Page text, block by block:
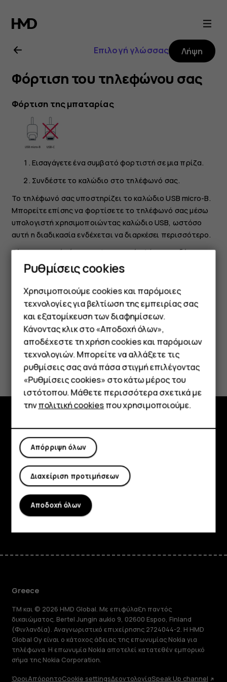
Οδηγίες
χρήσης
Nokia
2.1
Smartphone
Τηλέφωνα απλής χρήσης
Tablet
Επιλογή γλώσσας Λήψη
Φόρτιση του τηλεφώνου σας
Φόρτιση της μπαταρίας
Εισαγάγετε ένα συμβατό φορτιστή σε μια πρίζα.
Συνδέστε το καλώδιο στο τηλέφωνό σας.
Το τηλέφωνό σας υποστηρίζει το καλώδιο USB micro-B.
Μπορείτε επίσης να φορτίσετε το τηλέφωνό σας μέσω
υπολογιστή χρησιμοποιώντας καλώδιο USB, ωστόσο
αυτή η διαδικασία ενδέχεται να διαρκέσει περισσότερο.
Εάν η μπαταρία έχει αποφορτιστεί πλήρως, ενδέχεται
να χρειαστεί να περάσουν αρκετά λεπτά μέχρι να
εμφανιστεί στην οθόνη η ένδειξη φόρτισης της
μπαταρίας.
Το βρήκατε χρήσιμο;
Ναι Όχι
Εξερευνήστε
Πληροφορίες
Planet and people
Υποστήριξη
FacebookInstagram
TiktokYoutube
Greece
TM και © 2026 HMD Global. Με επιφύλαξη παντός
δικαιώματος. Bertel Jungin aukio 9, 02600 Espoo, Finland
(Φινλανδία). Αναγνωριστικό επιχείρησης 2724044-2. Η HMD
Global Oy είναι ο κάτοχος άδειας της επωνυμίας Nokia για
τηλέφωνα. Η επωνυμία Nokia αποτελεί κατατεθέν εμπορικό
σήμα της Nokia Corporation.
ΌροιΑπόρρητοCookie settingsΔεοντολογίαSpeak Up channel
Ρυθμίσεις cookies
Χρησιμοποιούμε cookies και παρόμοιες
τεχνολογίες για βελτίωση της εμπειρίας σας
και εξατομίκευση των διαφημίσεων.
Κάνοντας κλικ στο «Αποδοχή όλων»,
αποδέχεστε τη χρήση cookies και παρόμοιων
τεχνολογιών. Μπορείτε να αλλάξετε τις
ρυθμίσεις σας ανά πάσα στιγμή επιλέγοντας
«Ρυθμίσεις cookies» στο κάτω μέρος του
ιστότοπου. Μάθετε περισσότερα σχετικά με
τηνπολιτική cookiesπου χρησιμοποιούμε.
Απόρριψη όλων
Διαχείριση προτιμήσεων
Αποδοχή όλων